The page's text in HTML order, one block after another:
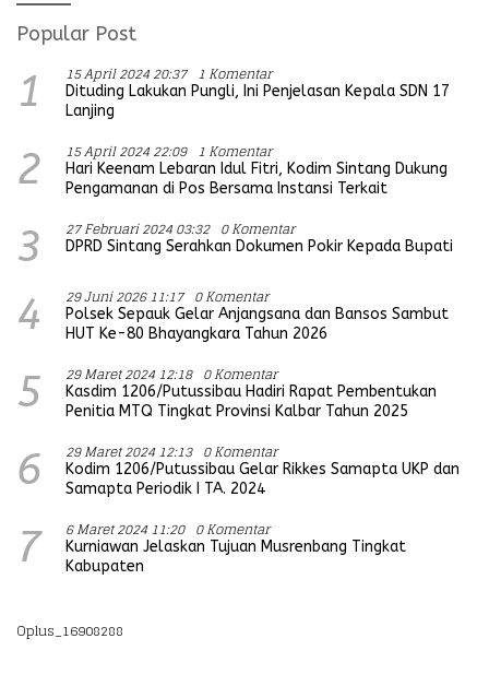
Popular Post
1 15 April 2024 20:37 1 Komentar
Dituding Lakukan Pungli, Ini Penjelasan Kepala SDN 17
Lanjing
2 15 April 2024 22:09 1 Komentar
Hari Keenam Lebaran Idul Fitri, Kodim Sintang Dukung
Pengamanan di Pos Bersama Instansi Terkait
3 27 Februari 2024 03:32 0 Komentar
DPRD Sintang Serahkan Dokumen Pokir Kepada Bupati
4 29 Juni 2026 11:17 0 Komentar
Polsek Sepauk Gelar Anjangsana dan Bansos Sambut
HUT Ke-80 Bhayangkara Tahun 2026
5 29 Maret 2024 12:18 0 Komentar
Kasdim 1206/Putussibau Hadiri Rapat Pembentukan
Penitia MTQ Tingkat Provinsi Kalbar Tahun 2025
6 29 Maret 2024 12:13 0 Komentar
Kodim 1206/Putussibau Gelar Rikkes Samapta UKP dan
Samapta Periodik I TA. 2024
7 6 Maret 2024 11:20 0 Komentar
Kurniawan Jelaskan Tujuan Musrenbang Tingkat
Kabupaten
Oplus_16908288